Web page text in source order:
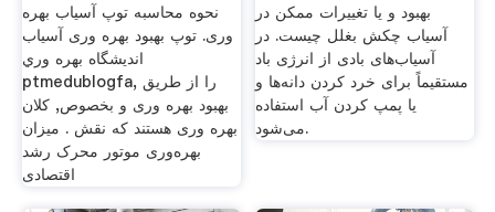
نحوه محاسبه توپ آسیاب بهره
وری. توپ بهبود بهره وری آسیاب
انديشگاه بهره وري
ptmedublogfa, را از طریق
بهبود بهره وری و بخصوص, کلان
بهره وری هستند که نقش . میزان
بهره‌وری موتور محرک رشد
اقتصادی
بهبود و یا تغییرات ممکن در
آسیاب چکش بغلل چیست. در
آسیاب‌های بادی از انرژی باد
مستقیماً برای خرد کردن دانه‌ها و
یا پمپ کردن آب استفاده
می‌شود.